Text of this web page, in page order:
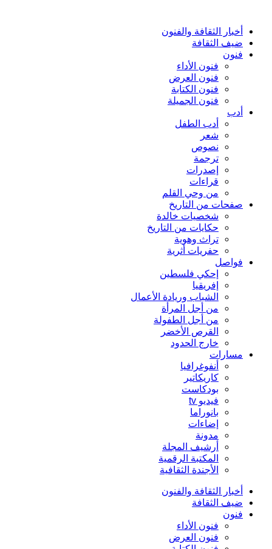
أخبار الثقافة والفنون
ضيف الثقافة
فنون
فنون الأداء
فنون العرض
فنون الكتابة
فنون الجميلة
أدب
أدب الطفل
شعر
نصوص
ترجمة
إصدرات
قراءات
من وحي القلم
صفحات من التاريخ
شخصيات خالدة
حكايات من التاريخ
تراث وهوية
حفريات أثرية
فواصل
إحكي فلسطين
إفريقيا
الشباب وريادة الأعمال
من أجل المرأة
من أجل الطفولة
القرص الأخضر
خارج الحدود
مسارات
أنفوغرافيا
كاريكاتير
بودكاست
فيديو tv
بانوراما
إضاءات
مدونة
أرشيف المجلة
المكتبة الرقمية
الأجندة الثقافية
أخبار الثقافة والفنون
ضيف الثقافة
فنون
فنون الأداء
فنون العرض